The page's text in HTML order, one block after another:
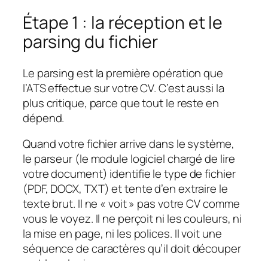
Étape 1 : la réception et le
parsing du fichier
Le parsing est la première opération que
l’ATS effectue sur votre CV. C’est aussi la
plus critique, parce que tout le reste en
dépend.
Quand votre fichier arrive dans le système,
le parseur (le module logiciel chargé de lire
votre document) identifie le type de fichier
(PDF, DOCX, TXT) et tente d’en extraire le
texte brut. Il ne « voit » pas votre CV comme
vous le voyez. Il ne perçoit ni les couleurs, ni
la mise en page, ni les polices. Il voit une
séquence de caractères qu’il doit découper